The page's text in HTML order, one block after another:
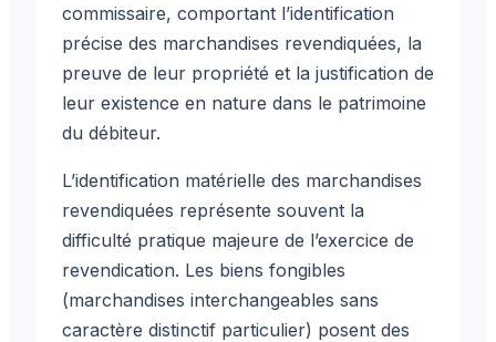
commissaire, comportant l’identification
précise des marchandises revendiquées, la
preuve de leur propriété et la justification de
leur existence en nature dans le patrimoine
du débiteur.
L’identification matérielle des marchandises
revendiquées représente souvent la
difficulté pratique majeure de l’exercice de
revendication. Les biens fongibles
(marchandises interchangeables sans
caractère distinctif particulier) posent des